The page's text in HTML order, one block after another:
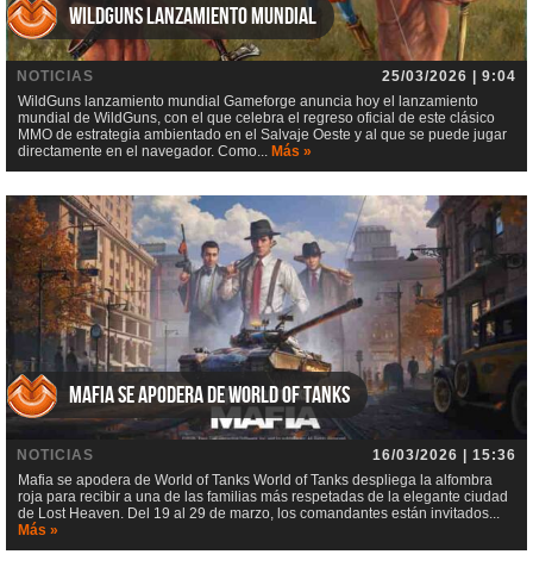
WildGuns lanzamiento mundial
NOTICIAS
25/03/2026 | 9:04
WildGuns lanzamiento mundial Gameforge anuncia hoy el lanzamiento
mundial de WildGuns, con el que celebra el regreso oficial de este clásico
MMO de estrategia ambientado en el Salvaje Oeste y al que se puede jugar
directamente en el navegador. Como... Más »
Mafia se apodera de World of Tanks
NOTICIAS
16/03/2026 | 15:36
Mafia se apodera de World of Tanks World of Tanks despliega la alfombra
roja para recibir a una de las familias más respetadas de la elegante ciudad
de Lost Heaven. Del 19 al 29 de marzo, los comandantes están invitados...
Más »